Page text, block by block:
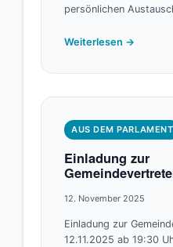
persönlichen
Weiterlesen →
AUS DEM PARLAMENT
Einladung zur
12. November 2025
Einladung zur
12.11.2025 ab 19:30